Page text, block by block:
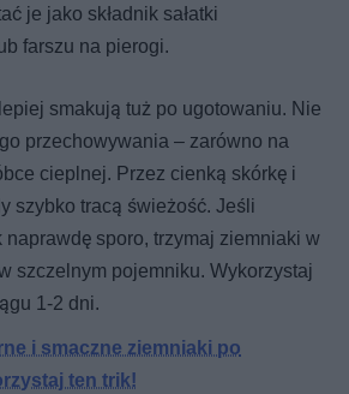
je jako składnik sałatki
farszu na pierogi.
smakują tuż po ugotowaniu. Nie
przechowywania – zarówno na
cieplnej. Przez cienką skórkę i
szybko tracą świeżość. Jeśli
sporo, trzymaj ziemniaki w
szczelnym pojemniku. Wykorzystaj
1-2 dni.
i smaczne ziemniaki po
ten trik!